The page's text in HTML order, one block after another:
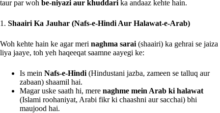
taur par woh be-niyazi aur khuddari ka andaaz kehte hain.
1. Shaairi Ka Jauhar (Nafs-e-Hindi Aur Halawat-e-Arab)
Woh kehte hain ke agar meri naghma sarai (shaairi) ka gehrai se jaiza
liya jaaye, toh yeh haqeeqat saamne aayegi ke:
Is mein Nafs-e-Hindi (Hindustani jazba, zameen se talluq aur
zabaan) shaamil hai.
Magar uske saath hi, mere naghme mein Arab ki halawat
(Islami roohaniyat, Arabi fikr ki chaashni aur sacchai) bhi
maujood hai.